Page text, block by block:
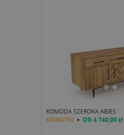
KOMODA SZEROKA ABIES
KOM2730 OD 4 740,00 zł